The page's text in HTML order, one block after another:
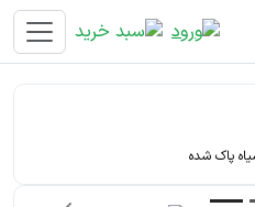
پاک شده